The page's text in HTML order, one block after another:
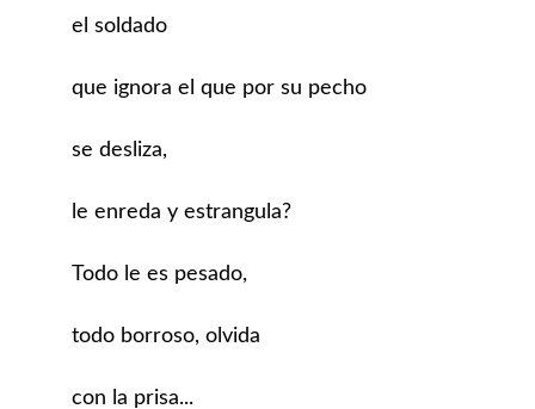
el soldado
que ignora el que por su pecho
se desliza,
le enreda y estrangula?
Todo le es pesado,
todo borroso, olvida
con la prisa...